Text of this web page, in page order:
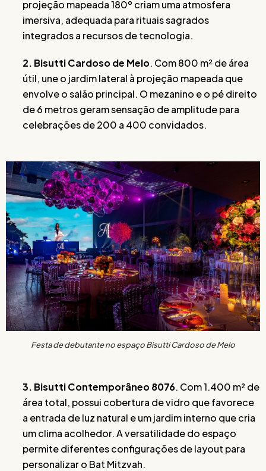
projeção mapeada 180º criam uma atmosfera
imersiva, adequada para rituais sagrados
integrados a recursos de tecnologia.
2. Bisutti Cardoso de Melo. Com 800 m² de área
útil, une o jardim lateral à projeção mapeada que
envolve o salão principal. O mezanino e o pé direito
de 6 metros geram sensação de amplitude para
celebrações de 200 a 400 convidados.
Festa de debutante no espaço Bisutti Cardoso de Melo
3. Bisutti Contemporâneo 8076. Com 1.400 m² de
área total, possui cobertura de vidro que favorece
a entrada de luz natural e um jardim interno que cria
um clima acolhedor. A versatilidade do espaço
permite diferentes configurações de layout para
personalizar o Bat Mitzvah.